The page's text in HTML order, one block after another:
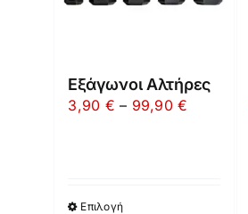
Εξάγωνοι Αλτήρες
3,90 € – 99,90€
Επιλογή